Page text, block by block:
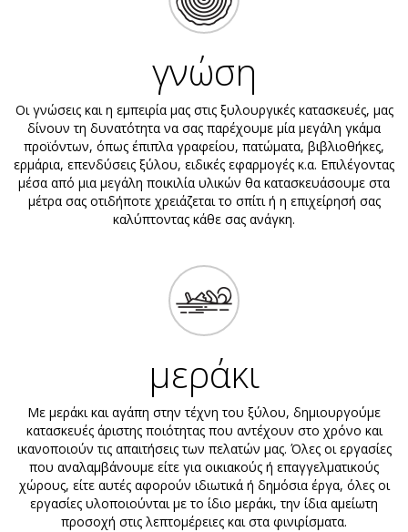
γνώση
Οι γνώσεις και η εμπειρία μας στις ξυλουργικές κατασκευές, μας
δίνουν τη δυνατότητα να σας παρέχουμε μία μεγάλη γκάμα
προϊόντων, όπως έπιπλα γραφείου, πατώματα, βιβλιοθήκες,
ερμάρια, επενδύσεις ξύλου, ειδικές εφαρμογές κ.α. Επιλέγοντας
μέσα από μια μεγάλη ποικιλία υλικών θα κατασκευάσουμε στα
μέτρα σας οτιδήποτε χρειάζεται το σπίτι ή η επιχείρησή σας
καλύπτοντας κάθε σας ανάγκη.
μεράκι
Με μεράκι και αγάπη στην τέχνη του ξύλου, δημιουργούμε
κατασκευές άριστης ποιότητας που αντέχουν στο χρόνο και
ικανοποιούν τις απαιτήσεις των πελατών μας. Όλες οι εργασίες
που αναλαμβάνουμε είτε για οικιακούς ή επαγγελματικούς
χώρους, είτε αυτές αφορούν ιδιωτικά ή δημόσια έργα, όλες οι
εργασίες υλοποιούνται με το ίδιο μεράκι, την ίδια αμείωτη
προσοχή στις λεπτομέρειες και στα φινιρίσματα.